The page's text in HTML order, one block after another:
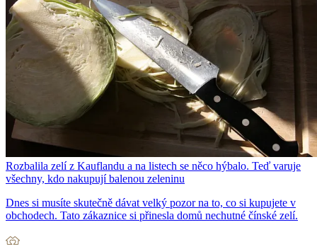
Rozbalila zelí z Kauflandu a na listech se něco hýbalo. Teď varuje
všechny, kdo nakupují balenou zeleninu
Dnes si musíte skutečně dávat velký pozor na to, co si kupujete v
obchodech. Tato zákaznice si přinesla domů nechutné čínské zelí.